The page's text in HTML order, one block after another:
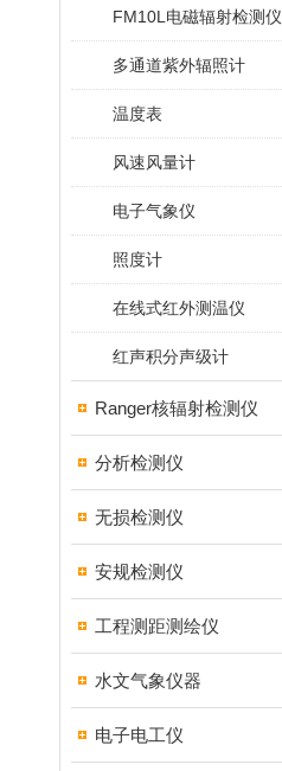
FM10L电磁辐射检测仪
多通道紫外辐照计
温度表
风速风量计
电子气象仪
照度计
在线式红外测温仪
红声积分声级计
Ranger核辐射检测仪
分析检测仪
无损检测仪
安规检测仪
工程测距测绘仪
水文气象仪器
电子电工仪